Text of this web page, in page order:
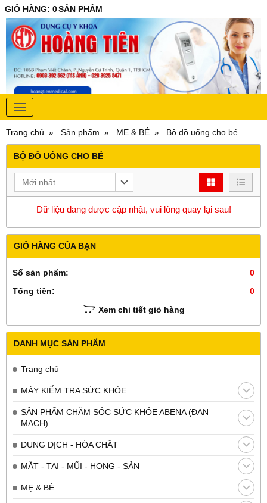
GIỎ HÀNG: 0SẢN PHẨM
Trang chủ Sản phẩm MẸ & BÉ Bộ đồ uống cho bé
GIỎ HÀNG CỦA BẠN
Số sản phẩm:
0
Tổng tiền:
0
Xem chi tiết giỏ hàng
DANH MỤC SẢN PHẨM
Trang chủ
MÁY KIỂM TRA SỨC KHỎE
SẢN PHẨM CHĂM SÓC SỨC KHỎE ABENA (ĐAN
MẠCH)
DUNG DỊCH - HÓA CHẤT
MẮT - TAI - MŨI - HỌNG - SẢN
MẸ & BÉ
BỘ ĐỒ UỐNG CHO BÉ
Mới nhất
Dữ liệu đang được cập nhật, vui lòng quay lại sau!